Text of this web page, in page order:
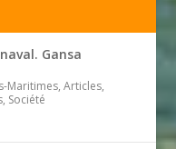
Gansa
Maritimes, Articles,
Société